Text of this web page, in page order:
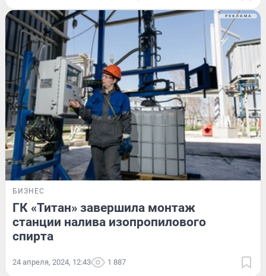
БИЗНЕС
ГК «Титан» завершила монтаж
станции налива изопропилового
спирта
24 апреля, 2024, 12:43 1 887